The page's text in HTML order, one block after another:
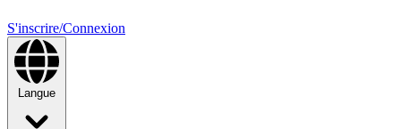
S'inscrire/Connexion
Langue